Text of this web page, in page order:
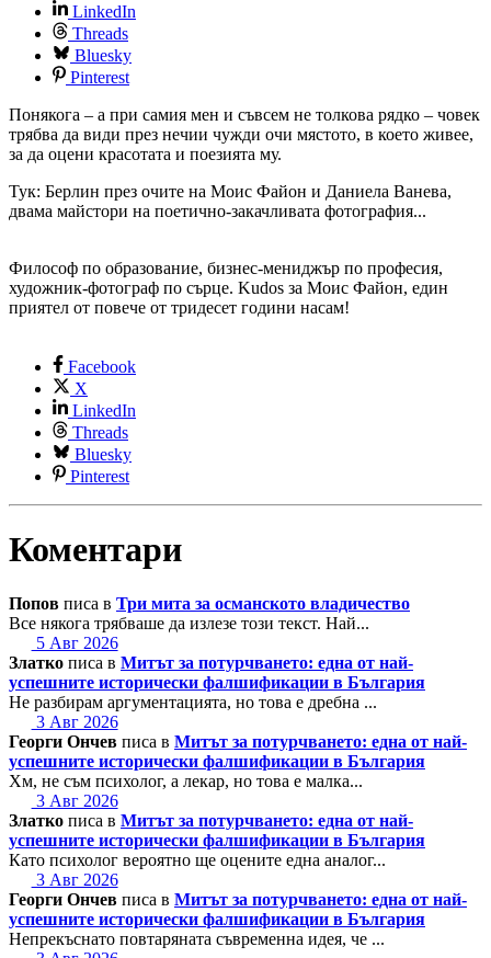
LinkedIn
Threads
Bluesky
Pinterest
Понякога – а при самия мен и съвсем не толкова рядко – човек
трябва да види през нечии чужди очи мястото, в което живее,
за да оцени красотата и поезията му.
Тук: Берлин през очите на Моис Файон и Даниела Ванева,
двама майстори на поетично-закачливата фотография...
Философ по образование, бизнес-мениджър по професия,
художник-фотограф по сърце. Kudos за Моис Файон, един
приятел от повече от тридесет години насам!
Facebook
X
LinkedIn
Threads
Bluesky
Pinterest
Коментари
Попов писа в Три мита за османското владичество
Все някога трябваше да излезе този текст. Най...
5 Авг 2026
Златко писа в Митът за потурчването: една от най-
успешните исторически фалшификации в България
Не разбирам аргументацията, но това е дребна ...
3 Авг 2026
Георги Ончев писа в Митът за потурчването: една от най-
успешните исторически фалшификации в България
Хм, не съм психолог, а лекар, но това е малка...
3 Авг 2026
Златко писа в Митът за потурчването: една от най-
успешните исторически фалшификации в България
Като психолог вероятно ще оцените една аналог...
3 Авг 2026
Георги Ончев писа в Митът за потурчването: една от най-
успешните исторически фалшификации в България
Непрекъснато повтаряната съвременна идея, че ...